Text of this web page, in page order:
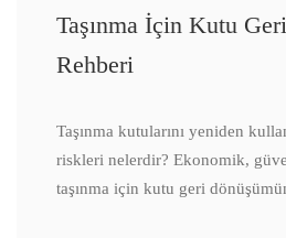
Taşınma İçin Kutu
Rehberi
Taşınma kutularını yeniden
riskleri nelerdir? Ekonomik,
taşınma için kutu geri